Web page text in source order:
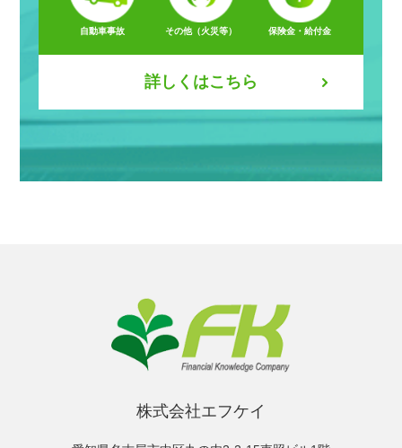
自動車事故 その他（火災等） 保険金・給付金
詳しくはこちら
株式会社エフケイ